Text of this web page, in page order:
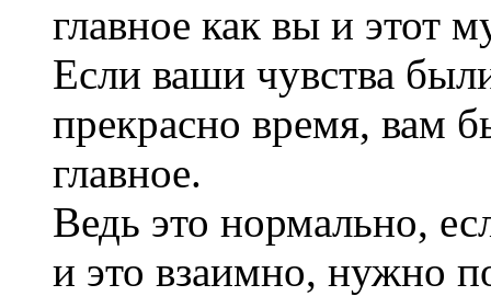
главное как вы и этот
Если ваши чувства
прекрасно время, вам
главное.
Ведь это нормально,
и это взаимно, нужно